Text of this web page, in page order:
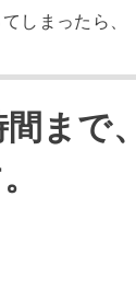
しまったら、
まで